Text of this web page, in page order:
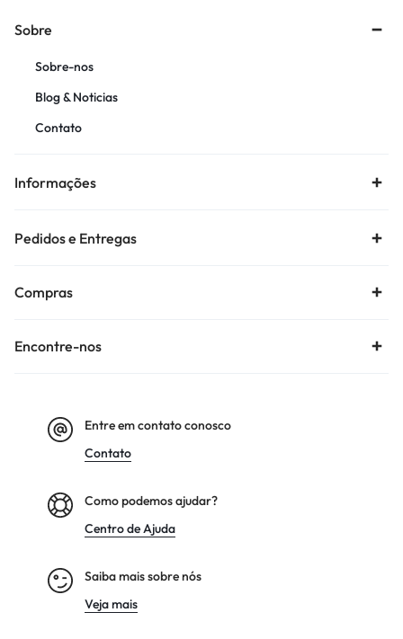
Sobre
Sobre-nos
Blog & Noticias
Contato
Informações
Pedidos e Entregas
Compras
Encontre-nos
Entre em contato conosco
Contato
Como podemos ajudar?
Centro de Ajuda
Saiba mais sobre nós
Veja mais